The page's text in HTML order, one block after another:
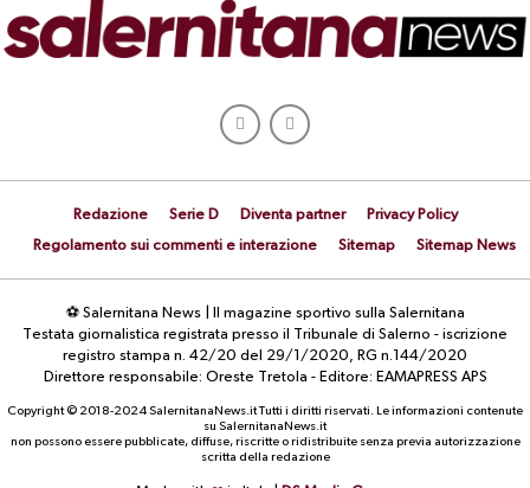
Redazione Serie D Diventa partner
Privacy Policy
Regolamento sui commenti e interazione
Sitemap Sitemap News
⚽ Salernitana News | Il magazine sportivo sulla Salernitana
Testata giornalistica registrata presso il Tribunale di Salerno - iscrizione
registro stampa n. 42/20 del 29/1/2020, RG n.144/2020
Direttore responsabile: Oreste Tretola - Editore: EAMAPRESS APS
Copyright © 2018-2024 SalernitanaNews.it Tutti i diritti riservati. Le informazioni contenute
su SalernitanaNews.it
non possono essere pubblicate, diffuse, riscritte o ridistribuite senza previa autorizzazione
scritta della redazione